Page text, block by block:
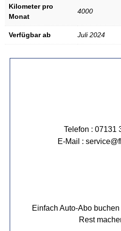
Kilometer pro
Monat
4000
Verfügbar ab Juli 2024
Telefon : 07131
E-Mail :
Einfach Auto-Abo
Rest